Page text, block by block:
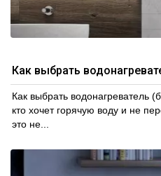
Как выбрать
Как выбрать водонагреватель
кто хочет горячую воду и не
это не...